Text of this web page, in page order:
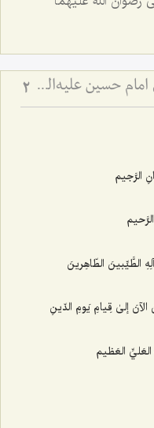
آداب مجالس روضه و عزاداری امام حسین علیه‌السلام - و توصیه‌های بزرگان دربارۀ ماه‌های محرّم و صفر 2
الرَّجيم‌
الطَّيِّبينَ الطّاهِرينَ‌
إلىٰ قِيامِ يَومِ الدّينِ
العَليِّ العَظيم‌